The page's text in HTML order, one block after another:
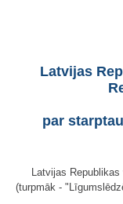
Latvijas
par
Latvijas
(turpmāk -